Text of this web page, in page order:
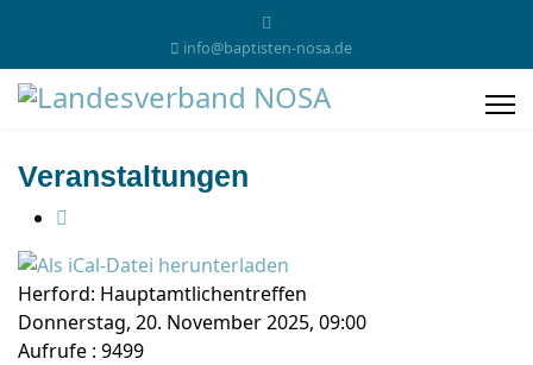
info@baptisten-nosa.de
Veranstaltungen
Herford: Hauptamtlichentreffen
Donnerstag, 20. November 2025, 09:00
Aufrufe : 9499